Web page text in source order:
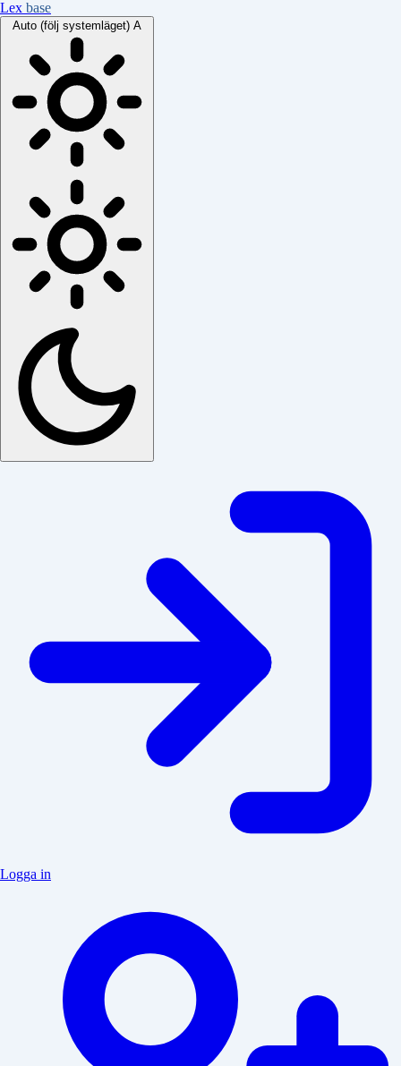
Lex base
Auto (följ systemläget) A
Logga in